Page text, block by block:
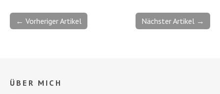
Nächster Artikel →
← Vorheriger Artikel
ÜBER MICH